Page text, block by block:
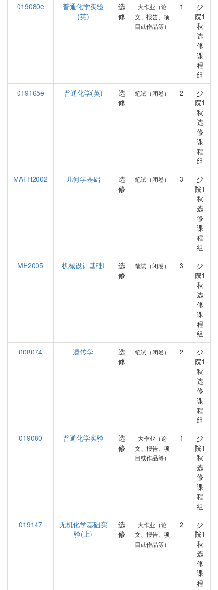
019080e
普通化学实验
(英)
选
修
大作业（论
文、报告、项
目或作品等）
1
少
院1
秋
选
修
课
程
组
019165e
普通化学(英)
选
修
笔试（闭卷） 2
少
院1
秋
选
修
课
程
组
MATH2002
几何学基础
选
修
笔试（闭卷） 3
少
院1
秋
选
修
课
程
组
ME2005
机械设计基础I
选
修
笔试（闭卷） 3
少
院1
秋
选
修
课
程
组
008074
遗传学
选
修
笔试（闭卷） 2
少
院1
秋
选
修
课
程
组
019080
普通化学实验
选
修
大作业（论
文、报告、项
目或作品等）
1
少
院1
秋
选
修
课
程
组
019147
无机化学基础实
验(上)
选
修
大作业（论
文、报告、项
目或作品等）
2
少
院1
秋
选
修
课
程